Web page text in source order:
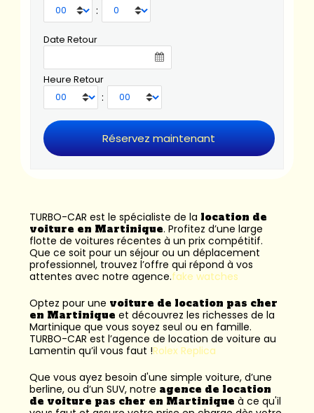
:
Date Retour
Heure Retour
:
TURBO-CAR est le spécialiste de la location de
voiture en Martinique. Profitez d’une large
flotte de voitures récentes à un prix compétitif.
Que ce soit pour un séjour ou un déplacement
professionnel, trouvez l’offre qui répond à vos
attentes avec notre agence.fake watches
Optez pour une voiture de location pas cher
en Martinique et découvrez les richesses de la
Martinique que vous soyez seul ou en famille.
TURBO-CAR est l’agence de location de voiture au
Lamentin qu’il vous faut !Rolex Replica
Que vous ayez besoin d'une simple voiture, d’une
berline, ou d’un SUV, notre agence de location
de voiture pas cher en Martinique à ce qu'il